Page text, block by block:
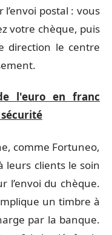
l’envoi postal : vous
votre chèque, puis
direction le centre
l'euro en franc
comme Fortuneo,
leurs clients le soin
l’envoi du chèque.
un timbre à
par la banque.